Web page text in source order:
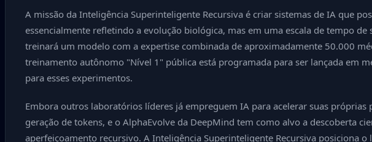
A missão da Inteligência Superinteligente Recursiva é criar sistemas de IA que
essencialmente refletindo a evolução biológica, mas em uma escala de tempo
treinará um modelo com a expertise combinada de aproximadamente 50.000
treinamento autônomo "Nível 1" pública está programada para ser lançada em
para esses experimentos.
Embora outros laboratórios líderes já empreguem IA para acelerar suas
geração de tokens, e o AlphaEvolve da DeepMind tem como alvo a descoberta
aperfeiçoamento recursivo. A Inteligência Superinteligente Recursiva posiciona